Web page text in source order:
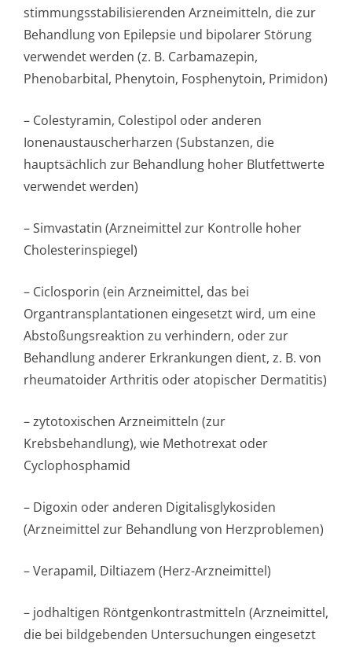
stimmungsstabi­lisierenden Arzneimitteln, die zur
Behandlung von Epilepsie und bipolarer Störung
verwendet werden (z. B. Carbamazepin,
Phenobarbital, Phenytoin, Fosphenytoin, Primidon)
– Colestyramin, Colestipol oder anderen
Ionenaustauscher­harzen (Substanzen, die
hauptsächlich zur Behandlung hoher Blutfettwerte
verwendet werden)
– Simvastatin (Arzneimittel zur Kontrolle hoher
Cholesterinspiegel)
– Ciclosporin (ein Arzneimittel, das bei
Organtransplan­tationen eingesetzt wird, um eine
Abstoßungsreaktion zu verhindern, oder zur
Behandlung anderer Erkrankungen dient, z. B. von
rheumatoider Arthritis oder atopischer Dermatitis)
– zytotoxischen Arzneimitteln (zur
Krebsbehandlung), wie Methotrexat oder
Cyclophosphamid
– Digoxin oder anderen Digitalisglykosiden
(Arzneimittel zur Behandlung von Herzproblemen)
– Verapamil, Diltiazem (Herz-Arzneimittel)
– jodhaltigen Röntgenkontras­tmitteln (Arzneimittel,
die bei bildgebenden Untersuchungen eingesetzt